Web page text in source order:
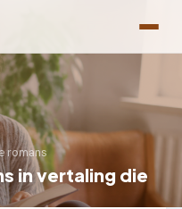
romans
in vertaling die